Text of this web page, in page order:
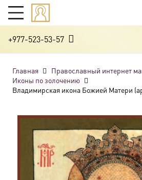
+977-523-53-57
Главная
Православный интернет
Иконы по золочению
Владимирская икона Божией Матери